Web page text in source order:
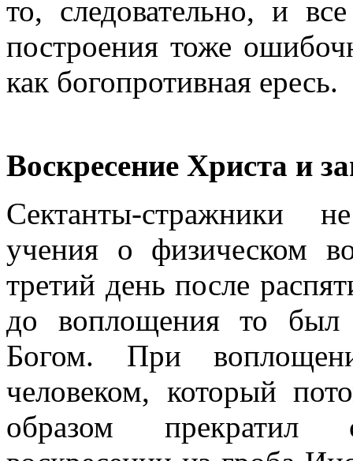
то, следовательно, и
построения тоже
как богопротивная ересь.
Воскресение Христа и
Сектанты-стражники
учения о физическом
третий день после
до воплощения то был
Богом. При
человеком, который
образом прекратил